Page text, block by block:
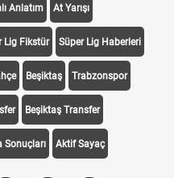
Anlatım At Yarışı
Lig Fikstür Süper Lig Haberleri
Beşiktaş Trabzonspor
Beşiktaş Transfer
Sonuçları Aktif Sayaç